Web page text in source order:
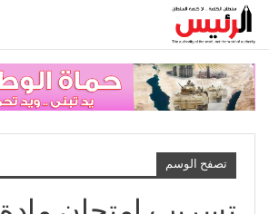
تصفح الوسم